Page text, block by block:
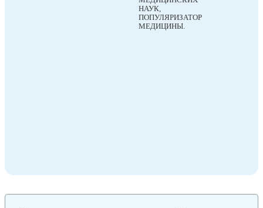
НАУК,
ПОПУЛЯРИЗАТОР
МЕДИЦИНЫ.